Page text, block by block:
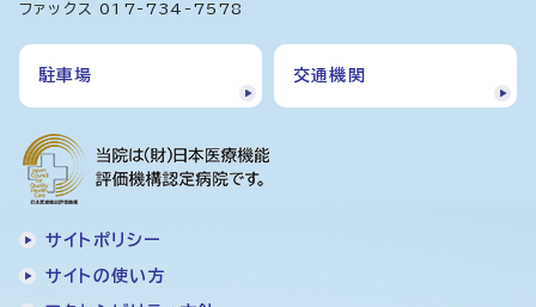
ファックス 017-734-7578
駐車場 交通機関
サイトポリシー
サイトの使い方